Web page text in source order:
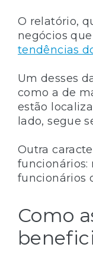
O relatório,
negócios
tendências
Um desses
como a de
estão
lado, segue
Outra
funcionários:
funcionários
Como